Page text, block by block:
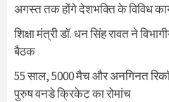
अगस्त तक होंगे देशभक्ति के विविध
शिक्षा मंत्री डॉ. धन सिंह रावत ने
बैठक
55 साल, 5000 मैच और अनगिनत
पुरुष वनडे क्रिकेट का रोमांच